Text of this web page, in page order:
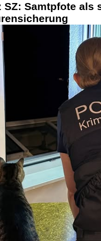
SZ: Samtpfote als